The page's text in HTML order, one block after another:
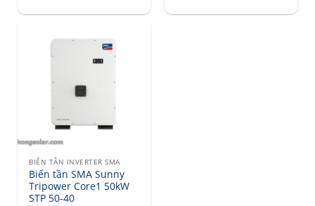
BIẾN TẦN INVERTER SMA
Biến tần SMA Sunny
Tripower Core1 50kW
STP 50-40